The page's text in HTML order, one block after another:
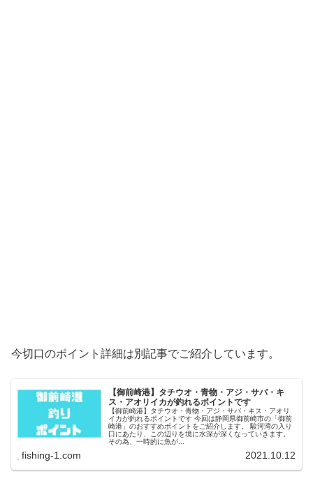
今切口のポイント詳細は別記事でご紹介しています。
【御前崎港】タチウオ・青物・アジ・サバ・キ
ス・アオリイカが釣れるポイントです
【御前崎港】タチウオ・青物・アジ・サバ・キス・アオリ
イカが釣れるポイントです 今回は静岡県御前崎市の「御前
崎港」のおすすめポイントをご紹介します。 駿河湾の入り
口にあたり、この辺りを境に水深が深くなっていきます。
その為、一時的に魚が...
fishing-1.com 2021.10.12